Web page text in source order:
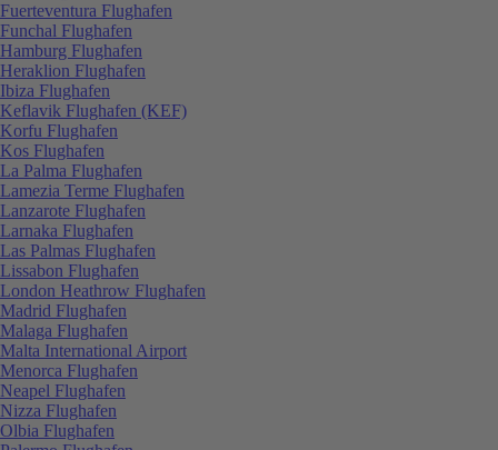
Fuerteventura Flughafen
Funchal Flughafen
Hamburg Flughafen
Heraklion Flughafen
Ibiza Flughafen
Keflavik Flughafen (KEF)
Korfu Flughafen
Kos Flughafen
La Palma Flughafen
Lamezia Terme Flughafen
Lanzarote Flughafen
Larnaka Flughafen
Las Palmas Flughafen
Lissabon Flughafen
London Heathrow Flughafen
Madrid Flughafen
Malaga Flughafen
Malta International Airport
Menorca Flughafen
Neapel Flughafen
Nizza Flughafen
Olbia Flughafen